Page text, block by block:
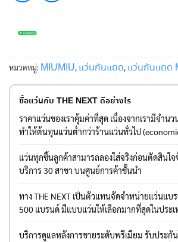
หมวดหมู่: MIUMIU, แว่นกันแดด, แว่นกันแดด
ซื้อแว่นกับ THE NEXT ดีอย่างไร
ราคาแว่นของเราคุ้มค่าที่สุด เนื่องจากเรามีจำน
ทำให้ต้นทุนแว่นต่ำกว่าร้านแว่นทั่วไป
แว่นทุกชิ้นลูกค้าสามารถลองใส่จริงก่อนตัดสินใจ
บริการ 30 สาขา บนศูนย์การค้าชั้นนำ
ทาง THE NEXT เป็นตัวแทนจัดจำหน่ายแว่นแบ
500 แบรนด์ มีแบบแว่นให้เลือกมากที่สุดในประเ
บริการดูแลหลังการขายระดับพรีเมียม รับประกั